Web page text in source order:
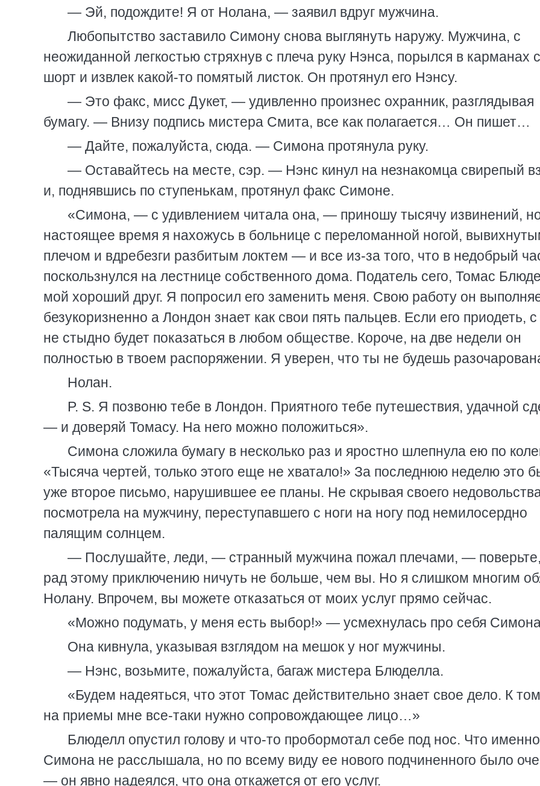
— Эй, подождите! Я от Нолана, — заявил вдруг мужчина.
Любопытство заставило Симону снова выглянуть наружу. Мужчина, с
неожиданной легкостью стряхнув с плеча руку Нэнса, порылся в карманах
шорт и извлек какой-то помятый листок. Он протянул его Нэнсу.
— Это факс, мисс Дукет, — удивленно произнес охранник, разглядывая
бумагу. — Внизу подпись мистера Смита, все как полагается… Он пишет…
— Дайте, пожалуйста, сюда. — Симона протянула руку.
— Оставайтесь на месте, сэр. — Нэнс кинул на незнакомца свирепый
и, поднявшись по ступенькам, протянул факс Симоне.
«Симона, — с удивлением читала она, — приношу тысячу извинений,
настоящее время я нахожусь в больнице с переломанной ногой,
плечом и вдребезги разбитым локтем — и все из-за того, что в недобрый
поскользнулся на лестнице собственного дома. Податель сего, Томас
мой хороший друг. Я попросил его заменить меня. Свою работу он
безукоризненно а Лондон знает как свои пять пальцев. Если его приодеть,
не стыдно будет показаться в любом обществе. Короче, на две недели он
полностью в твоем распоряжении. Я уверен, что ты не будешь
Нолан.
P. S. Я позвоню тебе в Лондон. Приятного тебе путешествия, удачной
— и доверяй Томасу. На него можно положиться».
Симона сложила бумагу в несколько раз и яростно шлепнула ею по
«Тысяча чертей, только этого еще не хватало!» За последнюю неделю это
уже второе письмо, нарушившее ее планы. Не скрывая своего
посмотрела на мужчину, переступавшего с ноги на ногу под немилосердно
палящим солнцем.
— Послушайте, леди, — странный мужчина пожал плечами, —
рад этому приключению ничуть не больше, чем вы. Но я слишком многим
Нолану. Впрочем, вы можете отказаться от моих услуг прямо сейчас.
«Можно подумать, у меня есть выбор!» — усмехнулась про себя
Она кивнула, указывая взглядом на мешок у ног мужчины.
— Нэнс, возьмите, пожалуйста, багаж мистера Блюделла.
«Будем надеяться, что этот Томас действительно знает свое дело. К
на приемы мне все-таки нужно сопровождающее лицо…»
Блюделл опустил голову и что-то пробормотал себе под нос. Что
Симона не расслышала, но по всему виду ее нового подчиненного было
— он явно надеялся, что она откажется от его услуг.